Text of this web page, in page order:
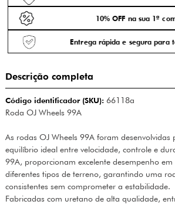
10% OFF na sua 1ª
Entrega rápida e segura para
Descrição completa
Código identificador (SKU):66118a
Roda OJ Wheels 99A
As rodas OJ Wheels 99A foram desenvolvidas
equilíbrio ideal entre velocidade, controle e
99A, proporcionam excelente desempenho
diferentes tipos de terreno, garantindo uma
consistentes sem comprometer a estabilidade.
Fabricadas com uretano de alta qualidade,